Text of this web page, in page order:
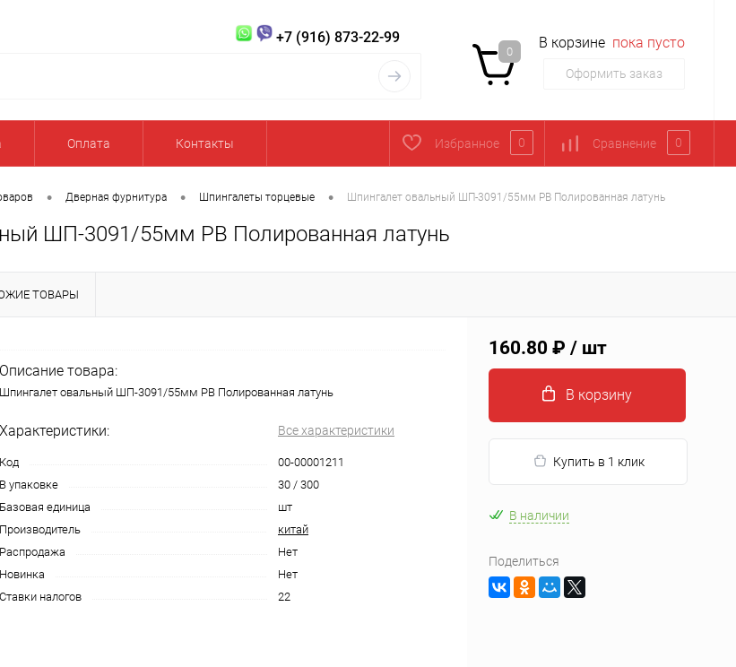
+7 (916) 873-22-99
0
В корзине пока пусто
Оформить заказ
Оплата Контакты Избранное 0 Сравнение 0
• Дверная фурнитура • Шпингалеты торцевые • Шпингалет овальный ШП-3091/55мм PB Полированная латунь
ШП-3091/55мм PB Полированная латунь
ТОВАРЫ
Описание товара:
Шпингалет овальный ШП-3091/55мм PB Полированная латунь
Характеристики: Все характеристики
Код
00-00001211
В упаковке
30 / 300
Базовая единица
шт
Производитель
китай
Распродажа
Нет
Новинка
Нет
Ставки налогов
22
160.80 ₽ / шт
В корзину
Купить в 1 клик
В наличии
Поделиться